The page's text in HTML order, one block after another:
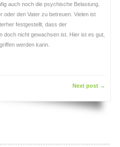
auch noch die psychische Belastung.
oder den Vater zu betreuen. Vielen ist
festgestellt, dass der
doch nicht gewachsen ist. Hier ist es gut,
werden kann.
Next post →